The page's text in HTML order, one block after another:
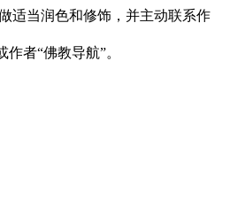
适当润色和修饰，并主动联系作
者“佛教导航”。